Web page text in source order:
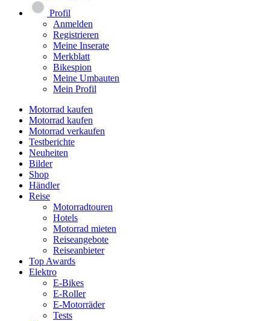
Profil
Anmelden
Registrieren
Meine Inserate
Merkblatt
Bikespion
Meine Umbauten
Mein Profil
Motorrad kaufen
Motorrad kaufen
Motorrad verkaufen
Testberichte
Neuheiten
Bilder
Shop
Händler
Reise
Motorradtouren
Hotels
Motorrad mieten
Reiseangebote
Reiseanbieter
Top Awards
Elektro
E-Bikes
E-Roller
E-Motorräder
Tests